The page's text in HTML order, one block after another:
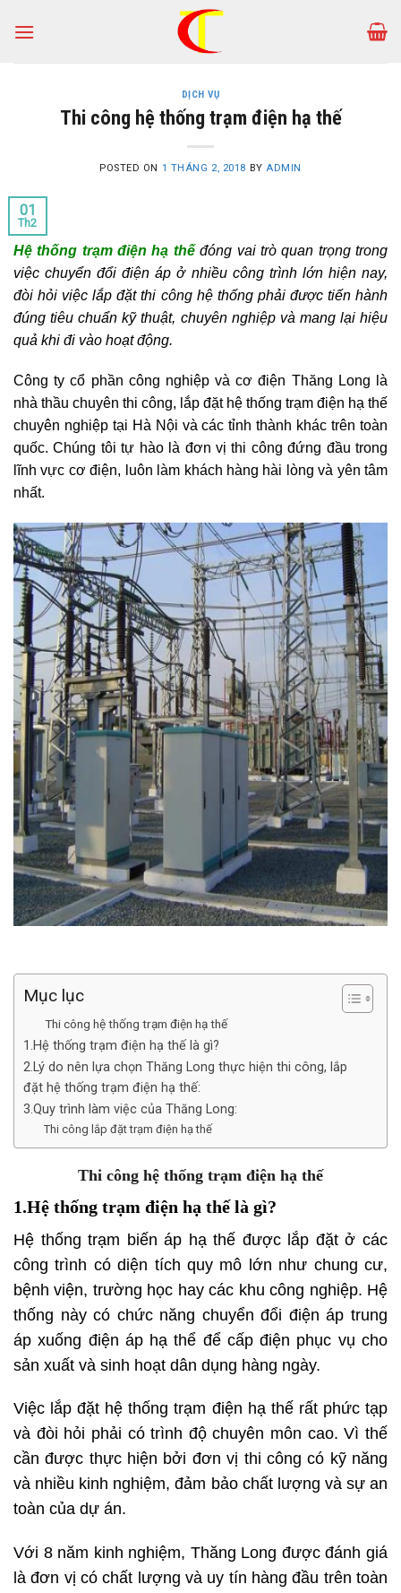
DỊCH VỤ
Thi công hệ thống trạm điện hạ thế
POSTED ON 1 THÁNG 2, 2018 BY ADMIN
01
Th2
Hệ thống trạm điện hạ thếđóng vai trò quan trọng trong
việc chuyển đổi điện áp ở nhiều công trình lớn hiện nay,
đòi hỏi việc lắp đặt thi công hệ thống phải được tiến hành
đúng tiêu chuẩn kỹ thuật, chuyên nghiệp và mang lại hiệu
quả khi đi vào hoạt động.
Công ty cổ phần công nghiệp và cơ điện Thăng Long là
nhà thầu chuyên thi công, lắp đặt hệ thống trạm điện hạ thế
chuyên nghiệp tại Hà Nội và các tỉnh thành khác trên toàn
quốc. Chúng tôi tự hào là đơn vị thi công đứng đầu trong
lĩnh vực cơ điện, luôn làm khách hàng hài lòng và yên tâm
nhất.
Mục lục
Thi công hệ thống trạm điện hạ thế
1.Hệ thống trạm điện hạ thế là gì?
2.Lý do nên lựa chọn Thăng Long thực hiện thi công, lắp
đặt hệ thống trạm điện hạ thế:
3.Quy trình làm việc của Thăng Long:
Thi công lắp đặt trạm điện hạ thế
Thi công hệ thống trạm điện hạ thế
1.Hệ thống trạm điện hạ thế là gì?
Hệ thống trạm biến áp hạ thế được lắp đặt ở các
công trình có diện tích quy mô lớn như chung cư,
bệnh viện, trường học hay các khu công nghiệp. Hệ
thống này có chức năng chuyển đổi điện áp trung
áp xuống điện áp hạ thể để cấp điện phục vụ cho
sản xuất và sinh hoạt dân dụng hàng ngày.
Việc lắp đặt hệ thống trạm điện hạ thế rất phức tạp
và đòi hỏi phải có trình độ chuyên môn cao. Vì thế
cần được thực hiện bởi đơn vị thi công có kỹ năng
và nhiều kinh nghiệm, đảm bảo chất lượng và sự an
toàn của dự án.
Với 8 năm kinh nghiệm, Thăng Long được đánh giá
là đơn vị có chất lượng và uy tín hàng đầu trên toàn